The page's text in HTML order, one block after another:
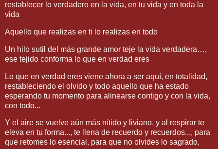
restablecer lo verdadero en la vida, en tu vida y en toda la
vida
Aquello que realizas en ti lo realizas en todo
Un hilo sutil del más grande amor teje la vida verdadera…,
ese tejido conforma lo que en verdad eres
Lo que en verdad eres viene ahora a ser aquí, en totalidad,
restableciendo el olvido y todo aquello que ha estado
esperando tu momento para alinearse contigo y con la vida,
con todo...
Y el aire se vuelve aún más nítido y liviano, y al respirar te
eleva en tu forma..., te llena de recuerdo y recuerdos..., para
que retomes lo esencial, para que no olvides lo sagrado,